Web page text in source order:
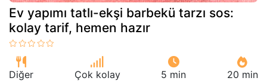
Ev yapımı tatlı-ekşi barbekü tarzı sos:
kolay tarif, hemen hazır
Diğer Çok kolay 5 min 20 min